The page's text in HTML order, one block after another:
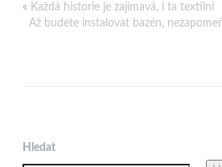
« Každá historie je zajímavá, i ta textilní
Až budete instalovat bazén,
Hledat